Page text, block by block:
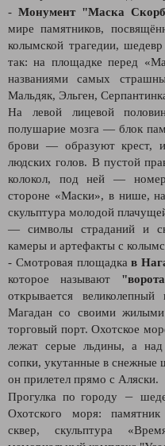
- Монумент "Маска
мире памятников,
колымской трагедии,
так:на площадке перед
названиями самых
Мальдяк, Эльген,
На левой лицевой
полушарие мозга — блок
брови — образуют крест,
людских голов. В пустой
колокол, под ней —
стороне «Маски», в нише,
скульптура молодой
— символы страданий и
камеры и артефакты с
- Смотровая площадкав
которое называют
открывается
Магадан со своими
торговый порт. Охотское
лежат серые льдины, а
сопки, укутанные в снежные
он прилетел прямо с Аляски.
Прогулка по городу
—
Охотского моря:
сквер, скульптура